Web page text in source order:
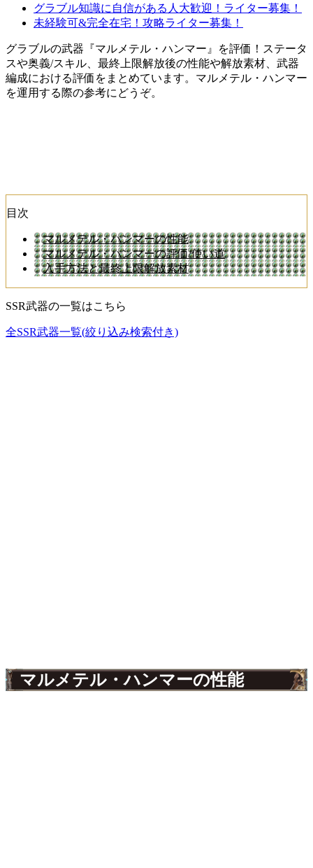
グラブル知識に自信がある人大歓迎！ライター募集！
未経験可&完全在宅！攻略ライター募集！
グラブルの武器『マルメテル・ハンマー』を評価！ステータ
スや奥義/スキル、最終上限解放後の性能や解放素材、武器
編成における評価をまとめています。マルメテル・ハンマー
を運用する際の参考にどうぞ。
目次
マルメテル・ハンマーの性能
マルメテル・ハンマーの評価/使い道
入手方法と最終上限解放素材
SSR武器の一覧はこちら
全SSR武器一覧(絞り込み検索付き)
マルメテル・ハンマーの性能